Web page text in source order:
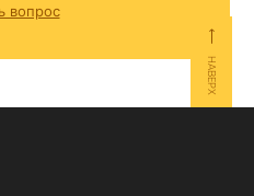
вопрос
⟵
НАВЕРХ